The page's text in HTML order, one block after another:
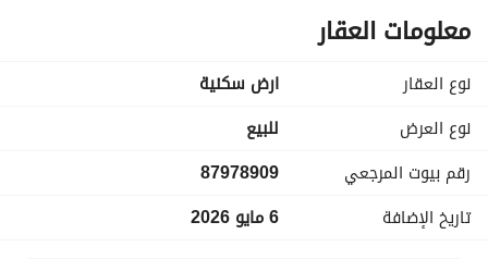
موثثة بالكامل
معلومات العقار
نوع العقار
ارض سكنية
نوع العرض
للبيع
رقم بيوت المرجعي
87978909
تاريخ الإضافة
6 مايو 2026